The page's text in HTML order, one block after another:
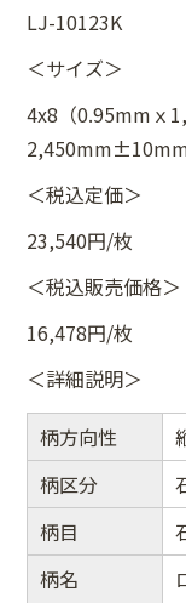
LJ-10123K
＜サイズ＞
4x8（0.95mmｘ
2,450mm±10mm
＜税込定価＞
23,540円/枚
＜税込販売価格＞
16,478円/枚
＜詳細説明＞
柄方向性
柄区分
柄目
柄名